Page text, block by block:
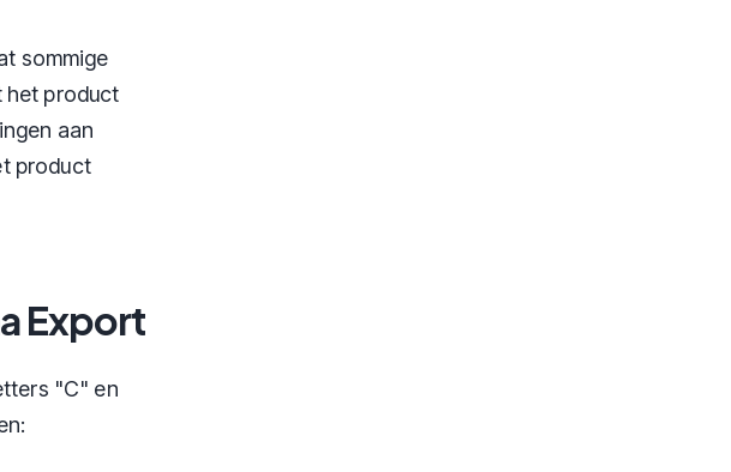
sommige
het product
aan
product
Export
"C" en